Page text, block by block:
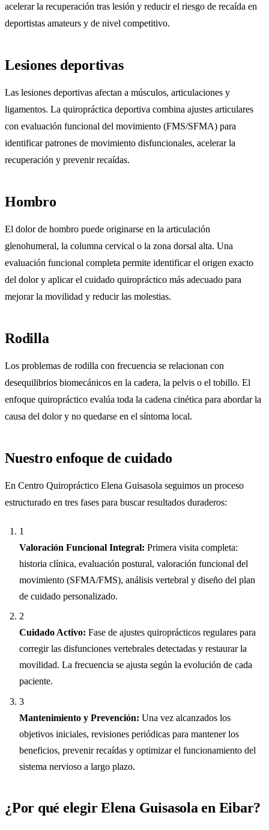
acelerar la recuperación tras lesión y reducir el riesgo de recaída en
deportistas amateurs y de nivel competitivo.
Lesiones deportivas
Las lesiones deportivas afectan a músculos, articulaciones y
ligamentos. La quiropráctica deportiva combina ajustes articulares
con evaluación funcional del movimiento (FMS/SFMA) para
identificar patrones de movimiento disfuncionales, acelerar la
recuperación y prevenir recaídas.
Hombro
El dolor de hombro puede originarse en la articulación
glenohumeral, la columna cervical o la zona dorsal alta. Una
evaluación funcional completa permite identificar el origen exacto
del dolor y aplicar el cuidado quiropráctico más adecuado para
mejorar la movilidad y reducir las molestias.
Rodilla
Los problemas de rodilla con frecuencia se relacionan con
desequilibrios biomecánicos en la cadera, la pelvis o el tobillo. El
enfoque quiropráctico evalúa toda la cadena cinética para abordar la
causa del dolor y no quedarse en el síntoma local.
Nuestro enfoque de cuidado
En Centro Quiropráctico Elena Guisasola seguimos un proceso
estructurado en tres fases para buscar resultados duraderos:
1
Valoración Funcional Integral: Primera visita completa:
historia clínica, evaluación postural, valoración funcional del
movimiento (SFMA/FMS), análisis vertebral y diseño del plan
de cuidado personalizado.
2
Cuidado Activo: Fase de ajustes quiroprácticos regulares para
corregir las disfunciones vertebrales detectadas y restaurar la
movilidad. La frecuencia se ajusta según la evolución de cada
paciente.
3
Mantenimiento y Prevención: Una vez alcanzados los
objetivos iniciales, revisiones periódicas para mantener los
beneficios, prevenir recaídas y optimizar el funcionamiento del
sistema nervioso a largo plazo.
¿Por qué elegir Elena Guisasola en Eibar?